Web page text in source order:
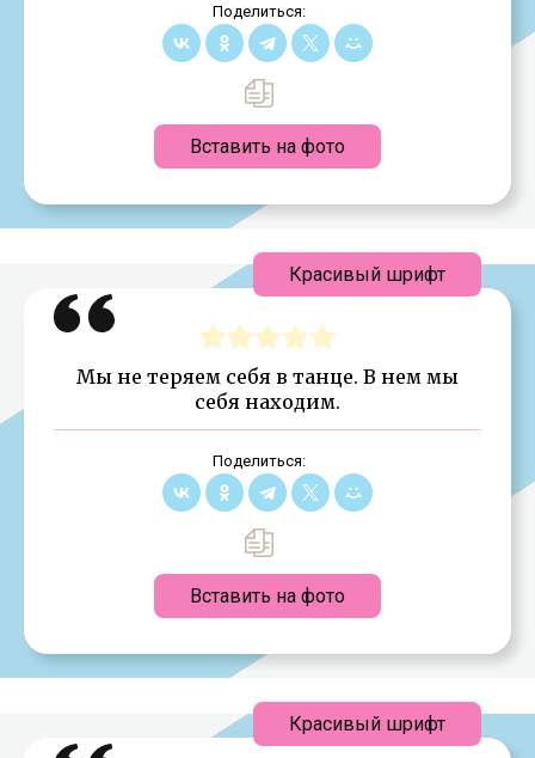
Поделиться:
Вставить на фото
Мы не теряем себя в танце. В нем мы
себя находим.
Поделиться:
Вставить на фото
Красивый шрифт
Красивый шрифт